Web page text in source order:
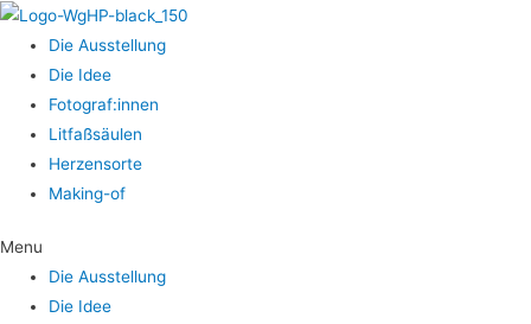
Die Aus­stel­lung
Die Idee
Fotograf:innen
Lit­faß­säu­len
Her­zens­or­te
Making-of
Menu
Die Aus­stel­lung
Die Idee